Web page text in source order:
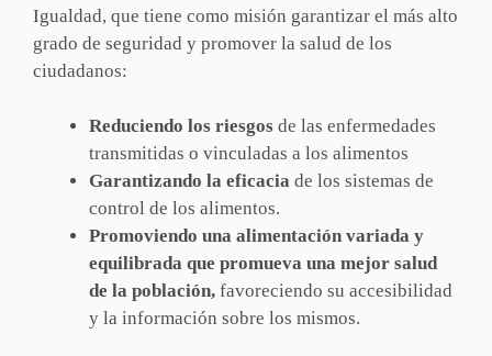
Igualdad, que tiene como misión garantizar el más alto
grado de seguridad y promover la salud de los
ciudadanos:
Reduciendo los riesgos de las enfermedades
transmitidas o vinculadas a los alimentos
Garantizando la eficacia de los sistemas de
control de los alimentos.
Promoviendo una alimentación variada y
equilibrada que promueva una mejor salud
de la población, favoreciendo su accesibilidad
y la información sobre los mismos.